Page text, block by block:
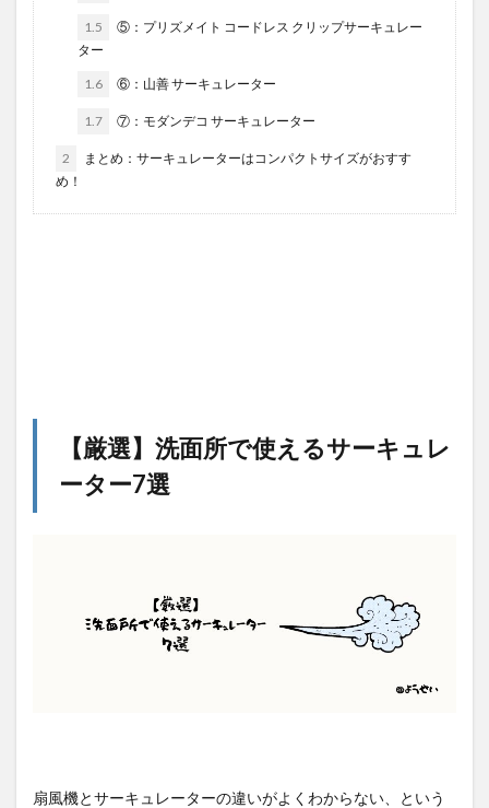
1.5
⑤：プリズメイト コードレス クリップサーキュレー
ター
1.6 ⑥：山善 サーキュレーター
1.7 ⑦：モダンデコ サーキュレーター
2
まとめ：サーキュレーターはコンパクトサイズがおすす
め！
【厳選】洗面所で使えるサーキュレ
ーター7選
扇風機とサーキュレーターの違いがよくわからない、という